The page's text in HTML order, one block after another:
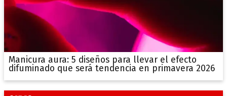
Manicura aura: 5 diseños para llevar el efecto
difuminado que será tendencia en primavera 2026